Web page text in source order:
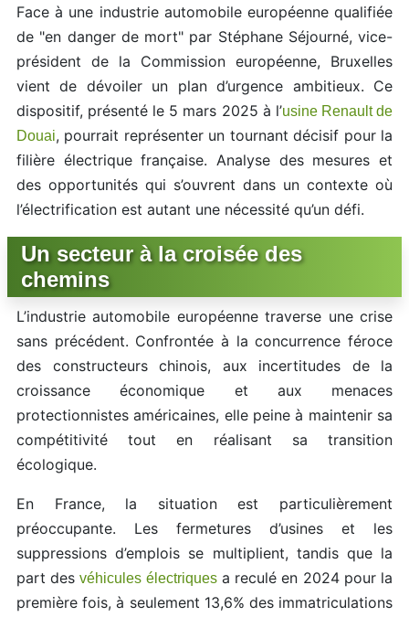
Face à une industrie automobile européenne qualifiée
de "en danger de mort" par Stéphane Séjourné, vice-
président de la Commission européenne, Bruxelles
vient de dévoiler un plan d’urgence ambitieux. Ce
dispositif, présenté le 5 mars 2025 à l’usine Renault de
Douai, pourrait représenter un tournant décisif pour la
filière électrique française. Analyse des mesures et
des opportunités qui s’ouvrent dans un contexte où
l’électrification est autant une nécessité qu’un défi.
Un secteur à la croisée des
chemins
L’industrie automobile européenne traverse une crise
sans précédent. Confrontée à la concurrence féroce
des constructeurs chinois, aux incertitudes de la
croissance économique et aux menaces
protectionnistes américaines, elle peine à maintenir sa
compétitivité tout en réalisant sa transition
écologique.
En France, la situation est particulièrement
préoccupante. Les fermetures d’usines et les
suppressions d’emplois se multiplient, tandis que la
part desvéhicules électriquesa reculé en 2024 pour la
première fois, à seulement 13,6% des immatriculations